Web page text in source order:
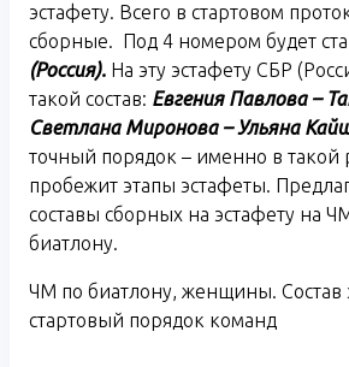
эстафету. Всего в стартовом
сборные. Под 4 номером будет
(Россия). На эту эстафету СБР
такой состав: Евгения Павлова –
Светлана Миронова – Ульяна
точный порядок – именно в такой
пробежит этапы эстафеты.
составы сборных на эстафету на
биатлону.
ЧМ по биатлону, женщины. Состав
стартовый порядок команд